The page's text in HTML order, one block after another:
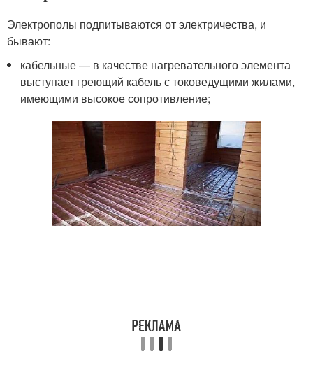
Электрополы подпитываются от электричества, и
бывают:
кабельные — в качестве нагревательного элемента
выступает греющий кабель с токоведущими жилами,
имеющими высокое сопротивление;